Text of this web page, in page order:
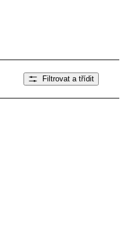
Filtrovat a třídit